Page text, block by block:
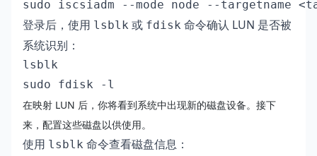
sudo iscsiadm --mode node --targetname
登录后，使用 lsblk 或 fdisk 命令确认 LUN 是否被
系统识别：
lsblk
sudo fdisk -l
在映射 LUN 后，你将看到系统中出现新的磁盘设备。接下
来，配置这些磁盘以供使用。
使用 lsblk 命令查看磁盘信息：